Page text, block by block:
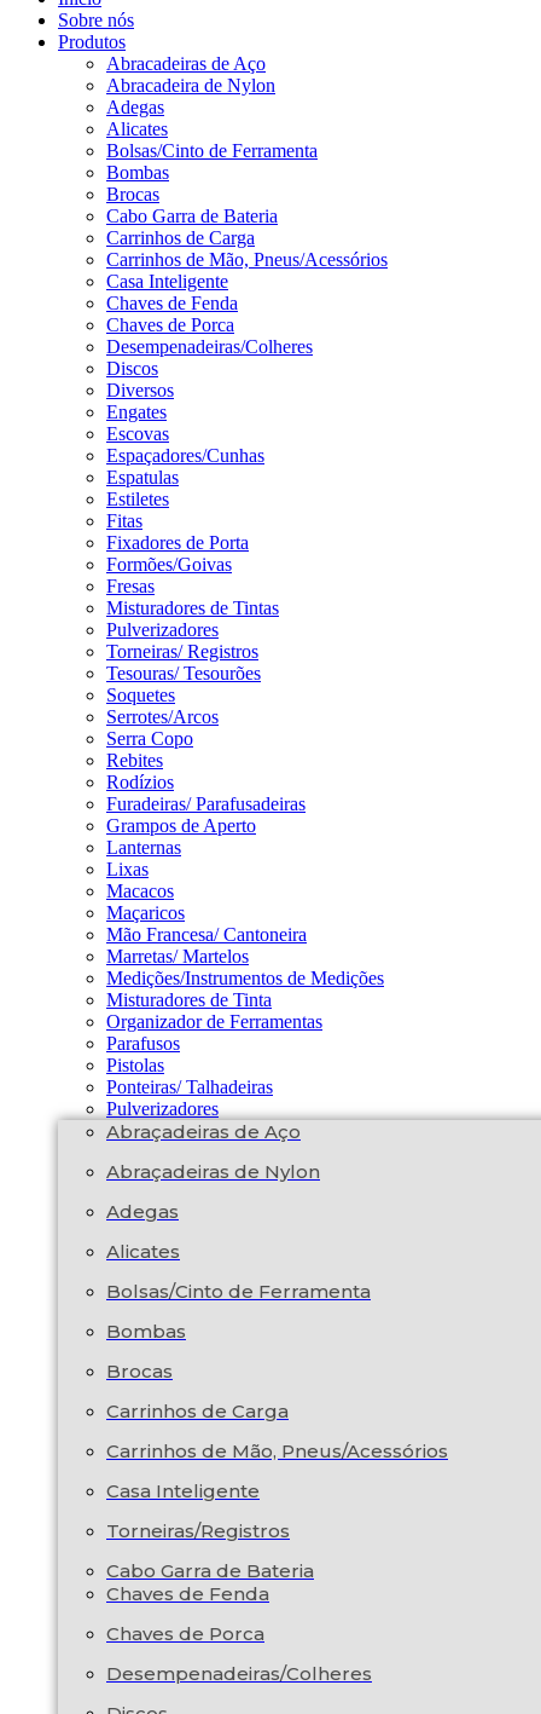
Sobre nós
Produtos
Abracadeiras de Aço
Abracadeira de Nylon
Adegas
Alicates
Bolsas/Cinto de Ferramenta
Bombas
Brocas
Cabo Garra de Bateria
Carrinhos de Carga
Carrinhos de Mão, Pneus/Acessórios
Casa Inteligente
Chaves de Fenda
Chaves de Porca
Desempenadeiras/Colheres
Discos
Diversos
Engates
Escovas
Espaçadores/Cunhas
Espatulas
Estiletes
Fitas
Fixadores de Porta
Formões/Goivas
Fresas
Misturadores de Tintas
Pulverizadores
Torneiras/ Registros
Tesouras/ Tesourões
Soquetes
Serrotes/Arcos
Serra Copo
Rebites
Rodízios
Furadeiras/ Parafusadeiras
Grampos de Aperto
Lanternas
Lixas
Macacos
Maçaricos
Mão Francesa/ Cantoneira
Marretas/ Martelos
Medições/Instrumentos de Medições
Misturadores de Tinta
Organizador de Ferramentas
Parafusos
Pistolas
Ponteiras/ Talhadeiras
Pulverizadores
Abraçadeiras de Aço
Abraçadeiras de Nylon
Adegas
Alicates
Bolsas/Cinto de Ferramenta
Bombas
Brocas
Carrinhos de Carga
Carrinhos de Mão, Pneus/Acessórios
Casa Inteligente
Torneiras/Registros
Cabo Garra de Bateria
Chaves de Fenda
Chaves de Porca
Desempenadeiras/Colheres